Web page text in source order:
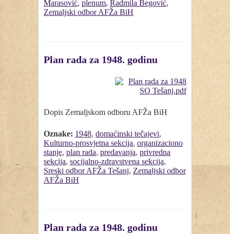
Marasović, plenum, Radmila Begović,
Zemaljski odbor AFŽa BiH
Plan rada za 1948. godinu
Dopis Zemaljskom odboru AFŽa BiH
Oznake: 1948, domaćinski tečajevi,
Kulturno-prosvjetna sekcija, organizaciono
stanje, plan rada, predavanja, privredna
sekcija, socijalno-zdravstvena sekcija,
Sreski odbor AFŽa Tešanj, Zemaljski odbor
AFŽa BiH
Plan rada za 1948. godinu